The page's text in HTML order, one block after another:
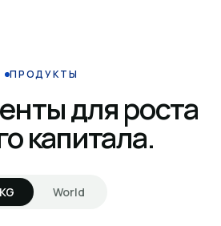
ПРОДУКТЫ
для роста
капитала.
KG World